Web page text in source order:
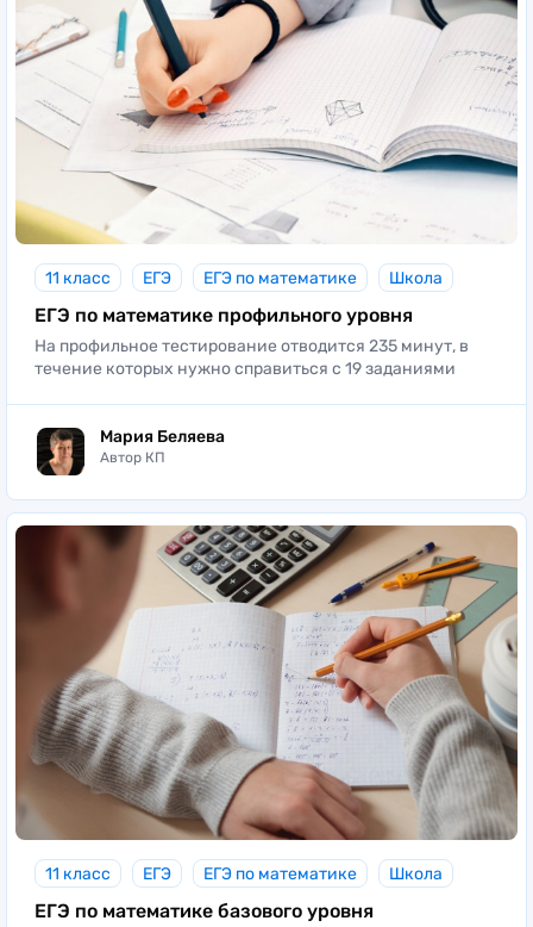
11 класс ЕГЭ ЕГЭ по математике Школа
ЕГЭ по математике профильного уровня
На профильное тестирование отводится 235 минут, в
течение которых нужно справиться с 19 заданиями
Мария Беляева
Автор КП
11 класс ЕГЭ ЕГЭ по математике Школа
ЕГЭ по математике базового уровня